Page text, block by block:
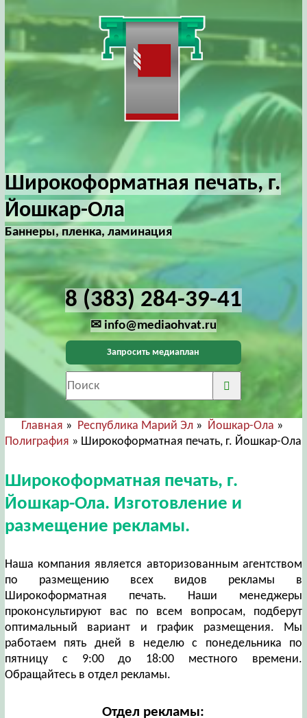
Широкоформатная печать, г.
Йошкар-Ола
Баннеры, пленка, ламинация
8 (383) 284-39-41
✉ info@mediaohvat.ru
Запросить медиаплан
Главная » Республика Марий Эл » Йошкар-Ола »
Полиграфия » Широкоформатная печать, г. Йошкар-Ола
Широкоформатная печать, г.
Йошкар-Ола. Изготовление и
размещение рекламы.
Наша компания является авторизованным агентством
по размещению всех видов рекламы в
Широкоформатная печать. Наши менеджеры
проконсультируют вас по всем вопросам, подберут
оптимальный вариант и график размещения. Мы
работаем пять дней в неделю с понедельника по
пятницу с 9:00 до 18:00 местного времени.
Обращайтесь в отдел рекламы.
Отдел рекламы: